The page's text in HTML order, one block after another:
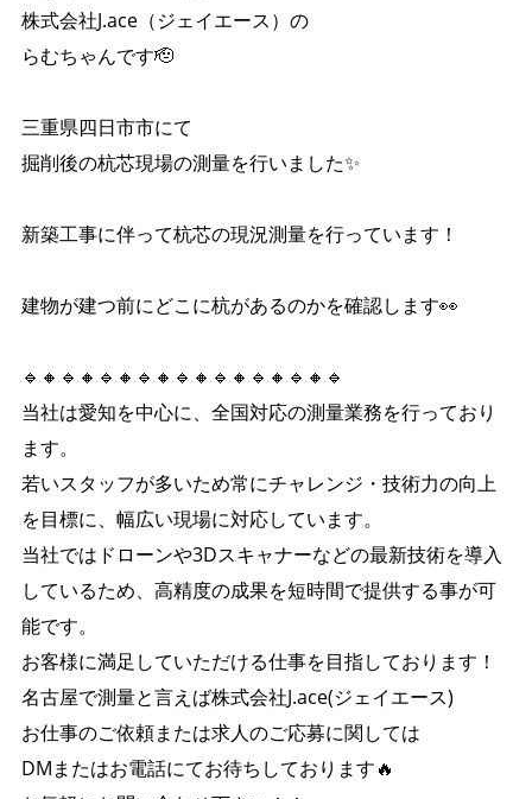
株式会社J.ace（ジェイエース）の
らむちゃんです🫡
三重県四日市市にて
掘削後の杭芯現場の測量を行いました✨️
新築工事に伴って杭芯の現況測量を行っています！
建物が建つ前にどこに杭があるのかを確認します👀
🔹🔸🔹🔸🔹🔸🔹🔸🔹🔸🔹🔸🔹🔸🔹🔸🔹
当社は愛知を中心に、全国対応の測量業務を行っており
ます。
若いスタッフが多いため常にチャレンジ・技術力の向上
を目標に、幅広い現場に対応しています。
当社ではドローンや3Dスキャナーなどの最新技術を導入
しているため、高精度の成果を短時間で提供する事が可
能です。
お客様に満足していただける仕事を目指しております！
名古屋で測量と言えば株式会社J.ace(ジェイエース)
お仕事のご依頼または求人のご応募に関しては
DMまたはお電話にてお待ちしております🔥